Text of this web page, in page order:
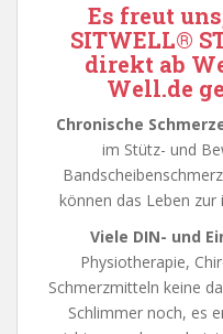
Es freut
SITWELL®
direkt ab
Well.de
Chronische
im Stütz- und
können das Leben zur
Viele DIN- und
Physiotherapie,
Schmerzmitteln keine
Schlimmer noch, es